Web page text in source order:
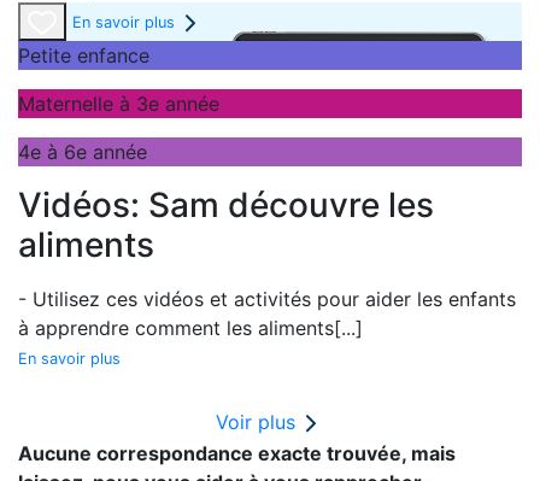
En savoir plus
Petite enfance
Maternelle à 3e année
4e à 6e année
Vidéos: Sam découvre les
aliments
- Utilisez ces vidéos et activités pour aider les enfants
à apprendre comment les aliments[...]
En savoir plus
Voir plus
Aucune correspondance exacte trouvée, mais